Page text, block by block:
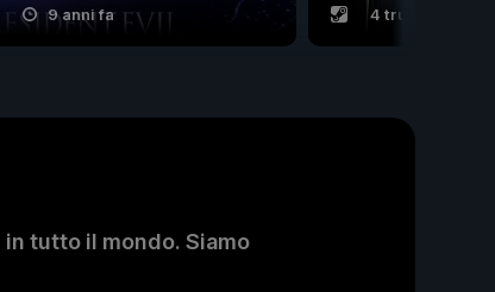
9 anni fa 4 trucchi
tutto il mondo. Siamo